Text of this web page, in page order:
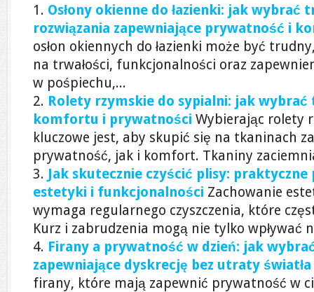
Osłony okienne do łazienki: jak wybrać
rozwiązania zapewniające prywatność i
osłon okiennych do łazienki może być
na trwałości, funkcjonalności oraz
w pośpiechu,...
Rolety rzymskie do sypialni: jak
komfortu i prywatności Wybierając rolety
kluczowe jest, aby skupić się na tkaninach
prywatność, jak i komfort. Tkaniny
Jak skutecznie czyścić plisy:
estetyki i funkcjonalności Zachowanie
wymaga regularnego czyszczenia, które
Kurz i zabrudzenia mogą nie tylko wpływać
Firany a prywatność w dzień: jak
zapewniające dyskrecję bez utraty
firany, które mają zapewnić prywatność w